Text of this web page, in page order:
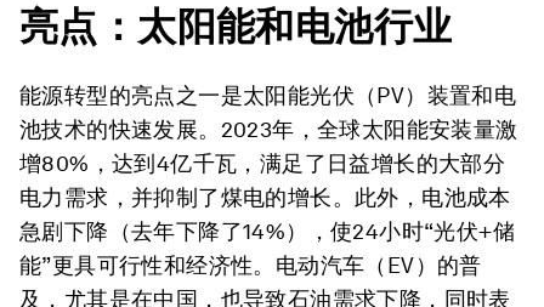
亮点：太阳能和电池行业
能源转型的亮点之一是太阳能光伏（PV）装置和电
池技术的快速发展。2023年，全球太阳能安装量激
增80%，达到4亿千瓦，满足了日益增长的大部分
电力需求，并抑制了煤电的增长。此外，电池成本
急剧下降（去年下降了14%），使24小时“光伏+储
能”更具可行性和经济性。电动汽车（EV）的普
及，尤其是在中国，也导致石油需求下降，同时表